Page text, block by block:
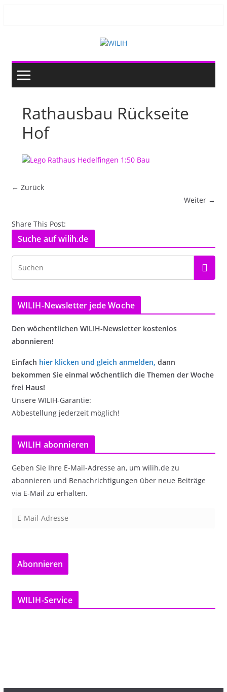
Rathausbau Rückseite
Hof
← Zurück
Weiter →
Share This Post:
Suche auf wilih.de
WILIH-Newsletter jede Woche
Den wöchentlichen WILIH-Newsletter kostenlos
abonnieren!
Einfach hier klicken und gleich anmelden, dann
bekommen Sie einmal wöchentlich die Themen der Woche
frei Haus!
Unsere WILIH-Garantie:
Abbestellung jederzeit möglich!
WILIH abonnieren
Geben Sie Ihre E-Mail-Adresse an, um wilih.de zu
abonnieren und Benachrichtigungen über neue Beiträge
via E-Mail zu erhalten.
a
l
-
Abonnieren
WILIH-Service